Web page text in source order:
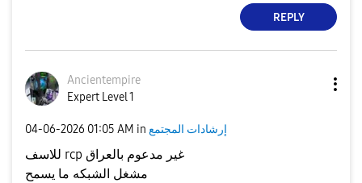
REPLY
Ancientempire
Expert Level 1
‎04-06-2026 01:05 AM in إرشادات المجتمع
للاسف rcp غير مدعوم بالعراق
مشغل الشبكه ما يسمح